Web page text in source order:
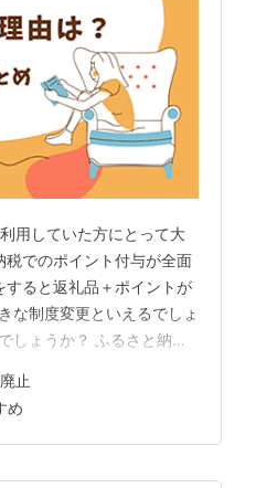
用していた方にとって大
でのポイント付与が全面
ると返礼品＋ポイントが
な制度変更といえるでしょ
しょうか？ ふるさと納税
お得にふるさと納税を活
止
め